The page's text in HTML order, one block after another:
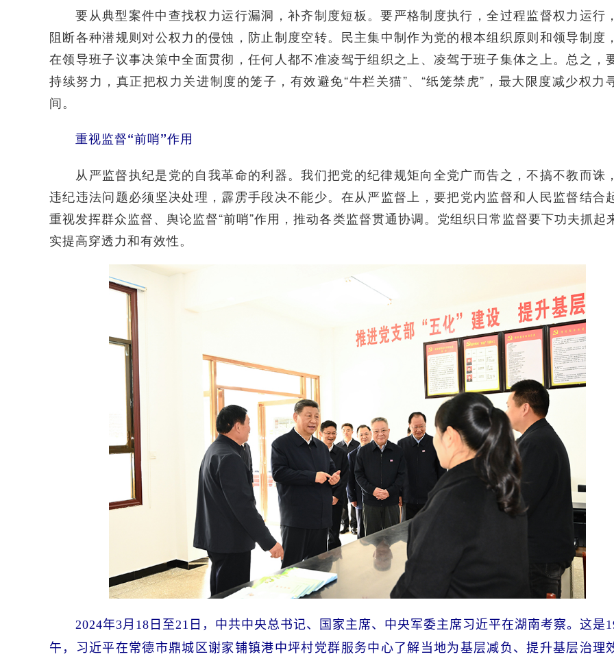
要从典型案件中查找权力运行漏洞，补齐制度短板。要严格制度执行，全过程监督权力运行
阻断各种潜规则对公权力的侵蚀，防止制度空转。民主集中制作为党的根本组织原则和领导制度
在领导班子议事决策中全面贯彻，任何人都不准凌驾于组织之上、凌驾于班子集体之上。总之，
持续努力，真正把权力关进制度的笼子，有效避免“牛栏关猫”、“纸笼禁虎”，最大限度减少权力
间。
重视监督“前哨”作用
从严监督执纪是党的自我革命的利器。我们把党的纪律规矩向全党广而告之，不搞不教而诛
违纪违法问题必须坚决处理，霹雳手段决不能少。在从严监督上，要把党内监督和人民监督结合
重视发挥群众监督、舆论监督“前哨”作用，推动各类监督贯通协调。党组织日常监督要下功夫抓起
实提高穿透力和有效性。
2024年3月18日至21日，中共中央总书记、国家主席、中央军委主席习近平在湖南考察。这是
午，习近平在常德市鼎城区谢家铺镇港中坪村党群服务中心了解当地为基层减负、提升基层治理